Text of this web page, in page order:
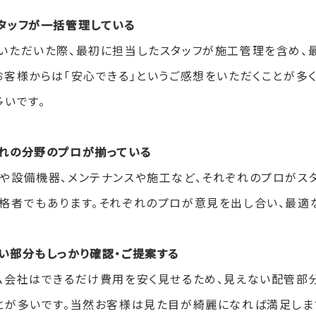
フが一括管理している
ただいた際、最初に担当したスタッフが施工管理を含め
客様からは「安心できる」というご感想をいただくことが
です。
の分野のプロが揃っている
設備機器、メンテナンスや施工など、それぞれのプロがス
者でもあります。それぞれのプロが意見を出し合い、最適
分もしっかり確認・ご提案する
会社はできるだけ費用を安く見せるため、見えない配管
が多いです。当然お客様は見た目が綺麗になれば満足し